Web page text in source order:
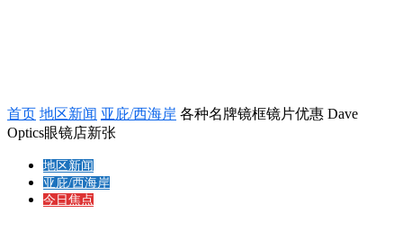
首页 地区新闻 亚庇/西海岸 各种名牌镜框镜片优惠 Dave
Optics眼镜店新张
地区新闻
亚庇/西海岸
今日焦点